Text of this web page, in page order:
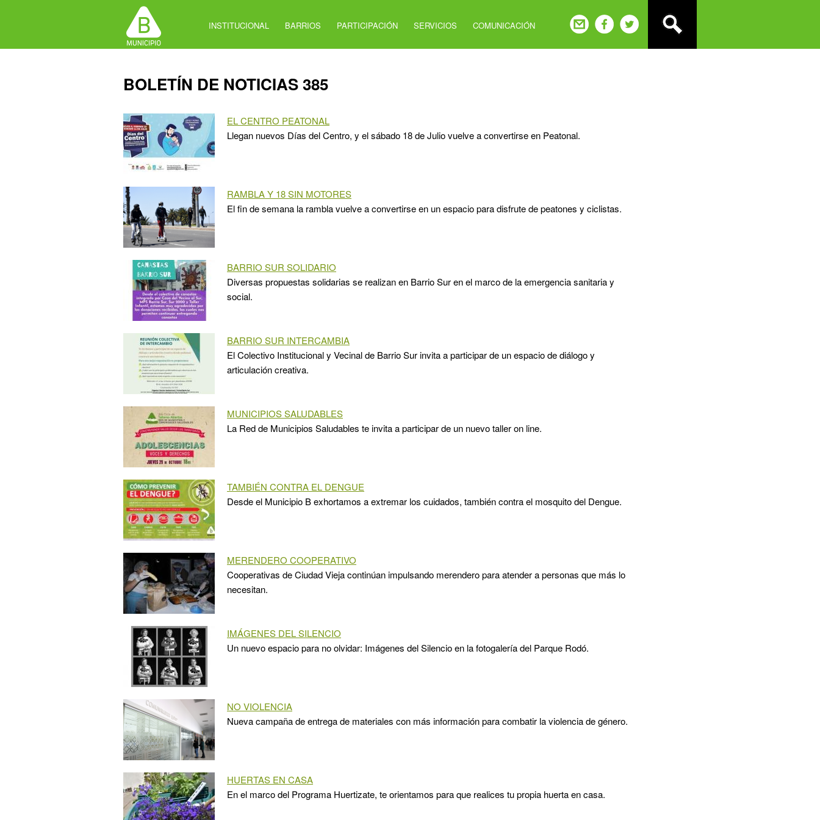
INSTITUCIONAL BARRIOS PARTICIPACIÓN SERVICIOS COMUNICACIÓN
Back
to
BOLETÍN DE NOTICIAS 385
EL CENTRO PEATONAL
Llegan nuevos Días del Centro, y el sábado 18 de Julio vuelve a convertirse en Peatonal.
RAMBLA Y 18 SIN MOTORES
El fin de semana la rambla vuelve a convertirse en un espacio para disfrute de peatones y ciclistas.
BARRIO SUR SOLIDARIO
Diversas propuestas solidarias se realizan en Barrio Sur en el marco de la emergencia sanitaria y
social.
BARRIO SUR INTERCAMBIA
El Colectivo Institucional y Vecinal de Barrio Sur invita a participar de un espacio de diálogo y
articulación creativa.
MUNICIPIOS SALUDABLES
La Red de Municipios Saludables te invita a participar de un nuevo taller on line.
TAMBIÉN CONTRA EL DENGUE
Desde el Municipio B exhortamos a extremar los cuidados, también contra el mosquito del Dengue.
MERENDERO COOPERATIVO
Cooperativas de Ciudad Vieja continúan impulsando merendero para atender a personas que más lo
necesitan.
IMÁGENES DEL SILENCIO
Un nuevo espacio para no olvidar: Imágenes del Silencio en la fotogalería del Parque Rodó.
NO VIOLENCIA
Nueva campaña de entrega de materiales con más información para combatir la violencia de género.
HUERTAS EN CASA
En el marco del Programa Huertizate, te orientamos para que realices tu propia huerta en casa.